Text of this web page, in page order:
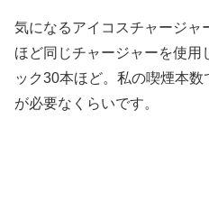
気になるアイコスチャージャ
ほど同じチャージャーを使用
ック30本ほど。私の喫煙本
が必要なくらいです。